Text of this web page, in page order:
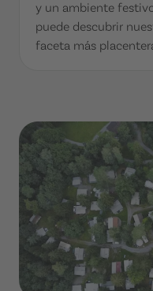
y un ambiente
puede descubrir
faceta más